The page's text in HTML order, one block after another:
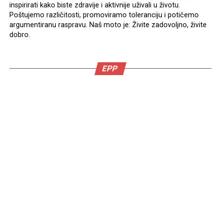
inspirirati kako biste zdravije i aktivnije uživali u životu.
Poštujemo različitosti, promoviramo toleranciju i potičemo
argumentiranu raspravu. Naš moto je: Živite zadovoljno, živite
dobro.
EPP